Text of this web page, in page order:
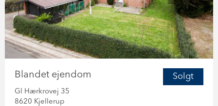
Solgt
Blandet ejendom
Gl Hærkrovej 35
8620 Kjellerup